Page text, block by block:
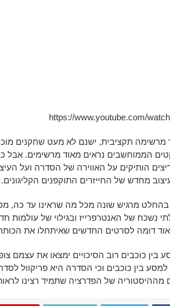
https://www.youtube.com/
תקציבית, ישנם לא מעט שחקנים
הממוחשבים נראים מאוד מרשימים. אבל
הותיקים על האווירה של הסדרה ועל
מחדש של החייזרים התוקפנים הקליגונים.
מרגיש שונה מכל מה שראינו עד כה,
נשכח של האנטרפרייז ובגילוי של עולמות
דומה לסרטים החדשים שאיתחלו את הכותר
בין כוכבים רוב הסיכויים ימצאו את עצמם
בין כוכבים וכי הסדרה היא פריקוול
מההיסטוריה של הפדרציה שתמיד רצינו